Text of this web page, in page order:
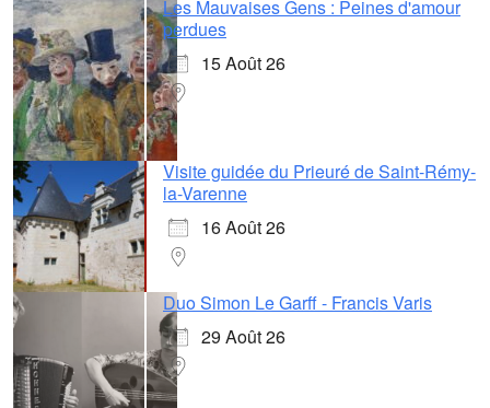
Les Mauvaises Gens : Peines d'amour
perdues
15 Août 26
Visite guidée du Prieuré de Saint-Rémy-
la-Varenne
16 Août 26
Duo Simon Le Garff - Francis Varis
29 Août 26